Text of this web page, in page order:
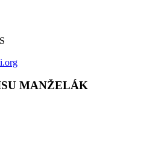
MANŽELÁK